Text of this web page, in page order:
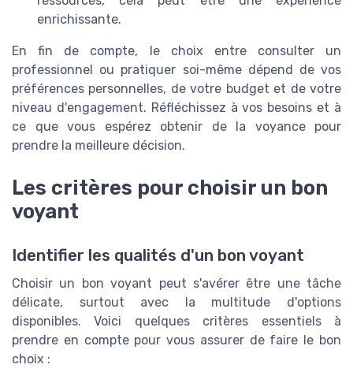
enrichissante.
En fin de compte, le choix entre consulter un
professionnel ou pratiquer soi-même dépend de vos
préférences personnelles, de votre budget et de votre
niveau d'engagement. Réfléchissez à vos besoins et à
ce que vous espérez obtenir de la voyance pour
prendre la meilleure décision.
Les critères pour choisir un bon
voyant
Identifier les qualités d'un bon voyant
Choisir un bon voyant peut s'avérer être une tâche
délicate, surtout avec la multitude d'options
disponibles. Voici quelques critères essentiels à
prendre en compte pour vous assurer de faire le bon
choix :